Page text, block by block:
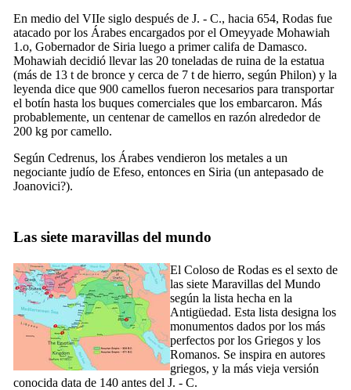
En medio del VIIe siglo después de J. - C., hacia 654, Rodas fue
atacado por los Árabes encargados por el Omeyyade Mohawiah
1.o, Gobernador de Siria luego a primer califa de Damasco.
Mohawiah decidió llevar las 20 toneladas de ruina de la estatua
(más de 13 t de bronce y cerca de 7 t de hierro, según Philon) y la
leyenda dice que 900 camellos fueron necesarios para transportar
el botín hasta los buques comerciales que los embarcaron. Más
probablemente, un centenar de camellos en razón alrededor de
200 kg por camello.
Según Cedrenus, los Árabes vendieron los metales a un
negociante judío de Efeso, entonces en Siria (un antepasado de
Joanovici?).
Las siete maravillas del mundo
El Coloso de Rodas es el sexto de
las siete Maravillas del Mundo
según la lista hecha en la
Antigüedad. Esta lista designa los
monumentos dados por los más
perfectos por los Griegos y los
Romanos. Se inspira en autores
griegos, y la más vieja versión
conocida data de 140 antes del J. - C.